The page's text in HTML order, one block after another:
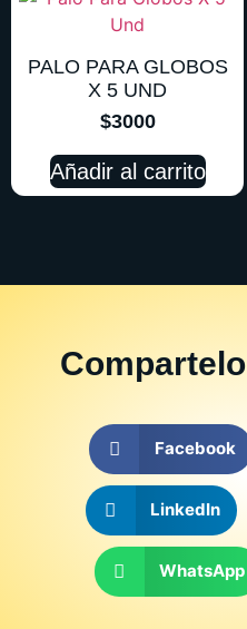
PALO PARA GLOBOS
X 5 UND
$3000
Añadir al carrito
Compartelo
Facebook
LinkedIn
WhatsApp